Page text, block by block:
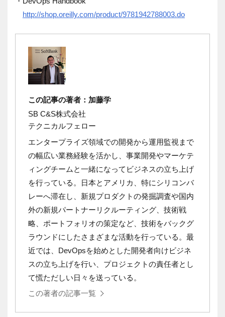
http://shop.oreilly.com/product/9781942788003.do
この記事の著者：加藤学
SB C&S株式会社
テクニカルフェロー
エンタープライズ領域での開発から運用監視まで
の幅広い業務経験を活かし、事業開発やマーケテ
ィングチームと一緒になってビジネスの立ち上げ
を行っている。日本とアメリカ、特にシリコンバ
レーへ滞在し、新規プロダクトの発掘調査や国内
外の新規パートナーリクルーティング、技術戦
略、ポートフォリオの策定など、技術をバックグ
ラウンドにしたさまざまな活動を行っている。最
近では、DevOpsを始めとした開発者向けビジネ
スの立ち上げを行い、プロジェクトの責任者とし
て慌ただしい日々を送っている。
この著者の記事一覧